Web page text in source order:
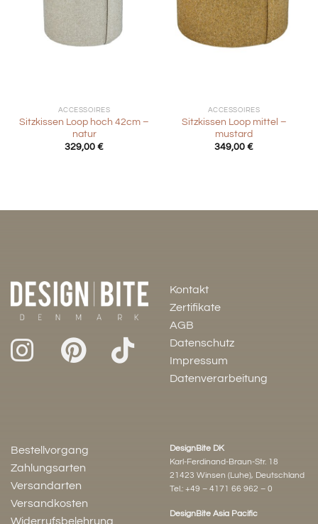
ACCESSOIRES
Sitzkissen Loop hoch 42cm –
natur
329,00 €
ACCESSOIRES
Sitzkissen Loop mittel –
mustard
349,00 €
Kontakt
Zertifikate
AGB
Datenschutz
Impressum
Datenverarbeitung
Bestellvorgang
Zahlungsarten
Versandarten
Versandkosten
Widerrufsbelehrung
DesignBite DK
Karl-Ferdinand-Braun-Str. 18
21423 Winsen (Luhe), Deutschland
Tel.: +49 – 4171 66 962 – 0
DesignBite Asia Pacific